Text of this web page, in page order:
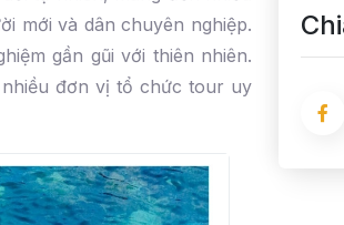
mới và dân chuyên nghiệp.
gần gũi với thiên nhiên.
đơn vị tổ chức tour uy